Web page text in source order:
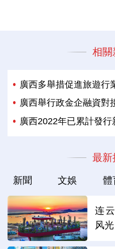
相關
廣西多舉措促進旅遊行
廣西舉行政金企融資對
廣西2022年已累計發
最新
新聞 文娛 體
连
风光